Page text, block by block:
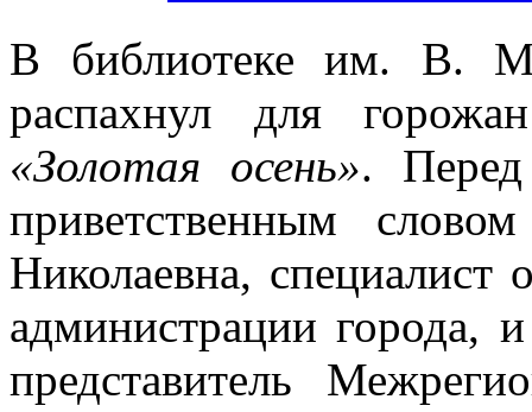
В библиотеке им. В.
распахнул для
«Золотая осень». Перед
приветственным
Николаевна, специалист
администрации города,
представитель